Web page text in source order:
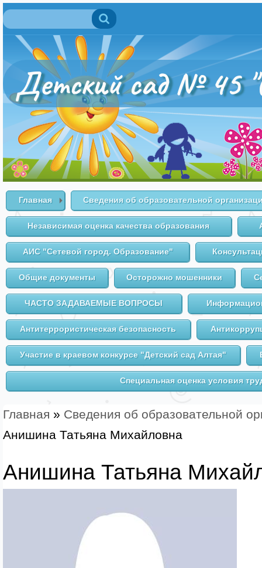
Форма поиска
Поиск
Детский сад № 45
Главная Сведения об образовательной
Независимая оценка качества образования
АИС "Сетевой город. Образование"
Общие документы Осторожно мошенники
ЧАСТО ЗАДАВАЕМЫЕ ВОПРОСЫ
Антитеррористическая безопасность
Участие в краевом конкурсе "Детский сад Алтая"
Специальная оценка условия
Вы здесь
Главная » Сведения об образовательной
Анишина Татьяна Михайловна
Анишина Татьяна